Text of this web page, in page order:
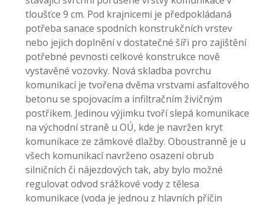
tloušťce 9 cm. Pod krajnicemi je předpokládaná
potřeba sanace spodních konstrukčních vrstev
nebo jejich doplnění v dostatečné šíři pro zajištění
potřebné pevnosti celkové konstrukce nově
vystavěné vozovky. Nová skladba povrchu
komunikací je tvořena dvěma vrstvami asfaltového
betonu se spojovacím a infiltračním živičným
postřikem. Jedinou výjimku tvoří slepá komunikace
na východní straně u OÚ, kde je navržen kryt
komunikace ze zámkové dlažby. Oboustranně je u
všech komunikací navrženo osazení obrub
silničních či nájezdových tak, aby bylo možné
regulovat odvod srážkové vody z tělesa
komunikace (voda je jednou z hlavních příčin